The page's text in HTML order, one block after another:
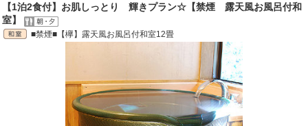
【1泊2食付】お肌しっとり 輝きプラン☆【禁煙 露天風お風呂付和
室】
■禁煙■【欅】露天風お風呂付和室12畳